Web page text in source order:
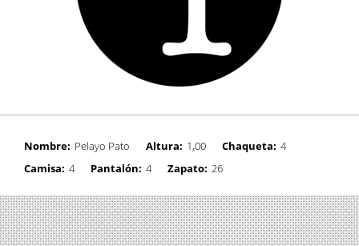
Nombre: Pelayo Pato Altura: 1,00 Chaqueta: 4
Camisa: 4 Pantalón: 4 Zapato: 26